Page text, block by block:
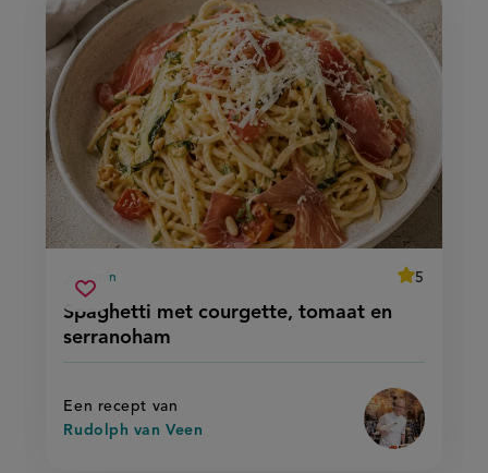
Spaghetti met courgette, tomaat en
serranoham
voorbereidingstijd
30 min
average
5
Beoordeel
Een recept van
Rudolph van Veen
Sla
recept
op
spaghetti
met
courgette,